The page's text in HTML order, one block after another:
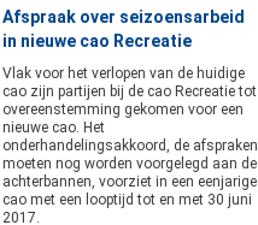
Afspraak over seizoensarbeid
in nieuwe cao Recreatie
Vlak voor het verlopen van de huidige
cao zijn partijen bij de cao Recreatie tot
overeenstemming gekomen voor een
nieuwe cao. Het
onderhandelingsakkoord, de afspraken
moeten nog worden voorgelegd aan de
achterbannen, voorziet in een eenjarige
cao met een looptijd tot en met 30 juni
2017.